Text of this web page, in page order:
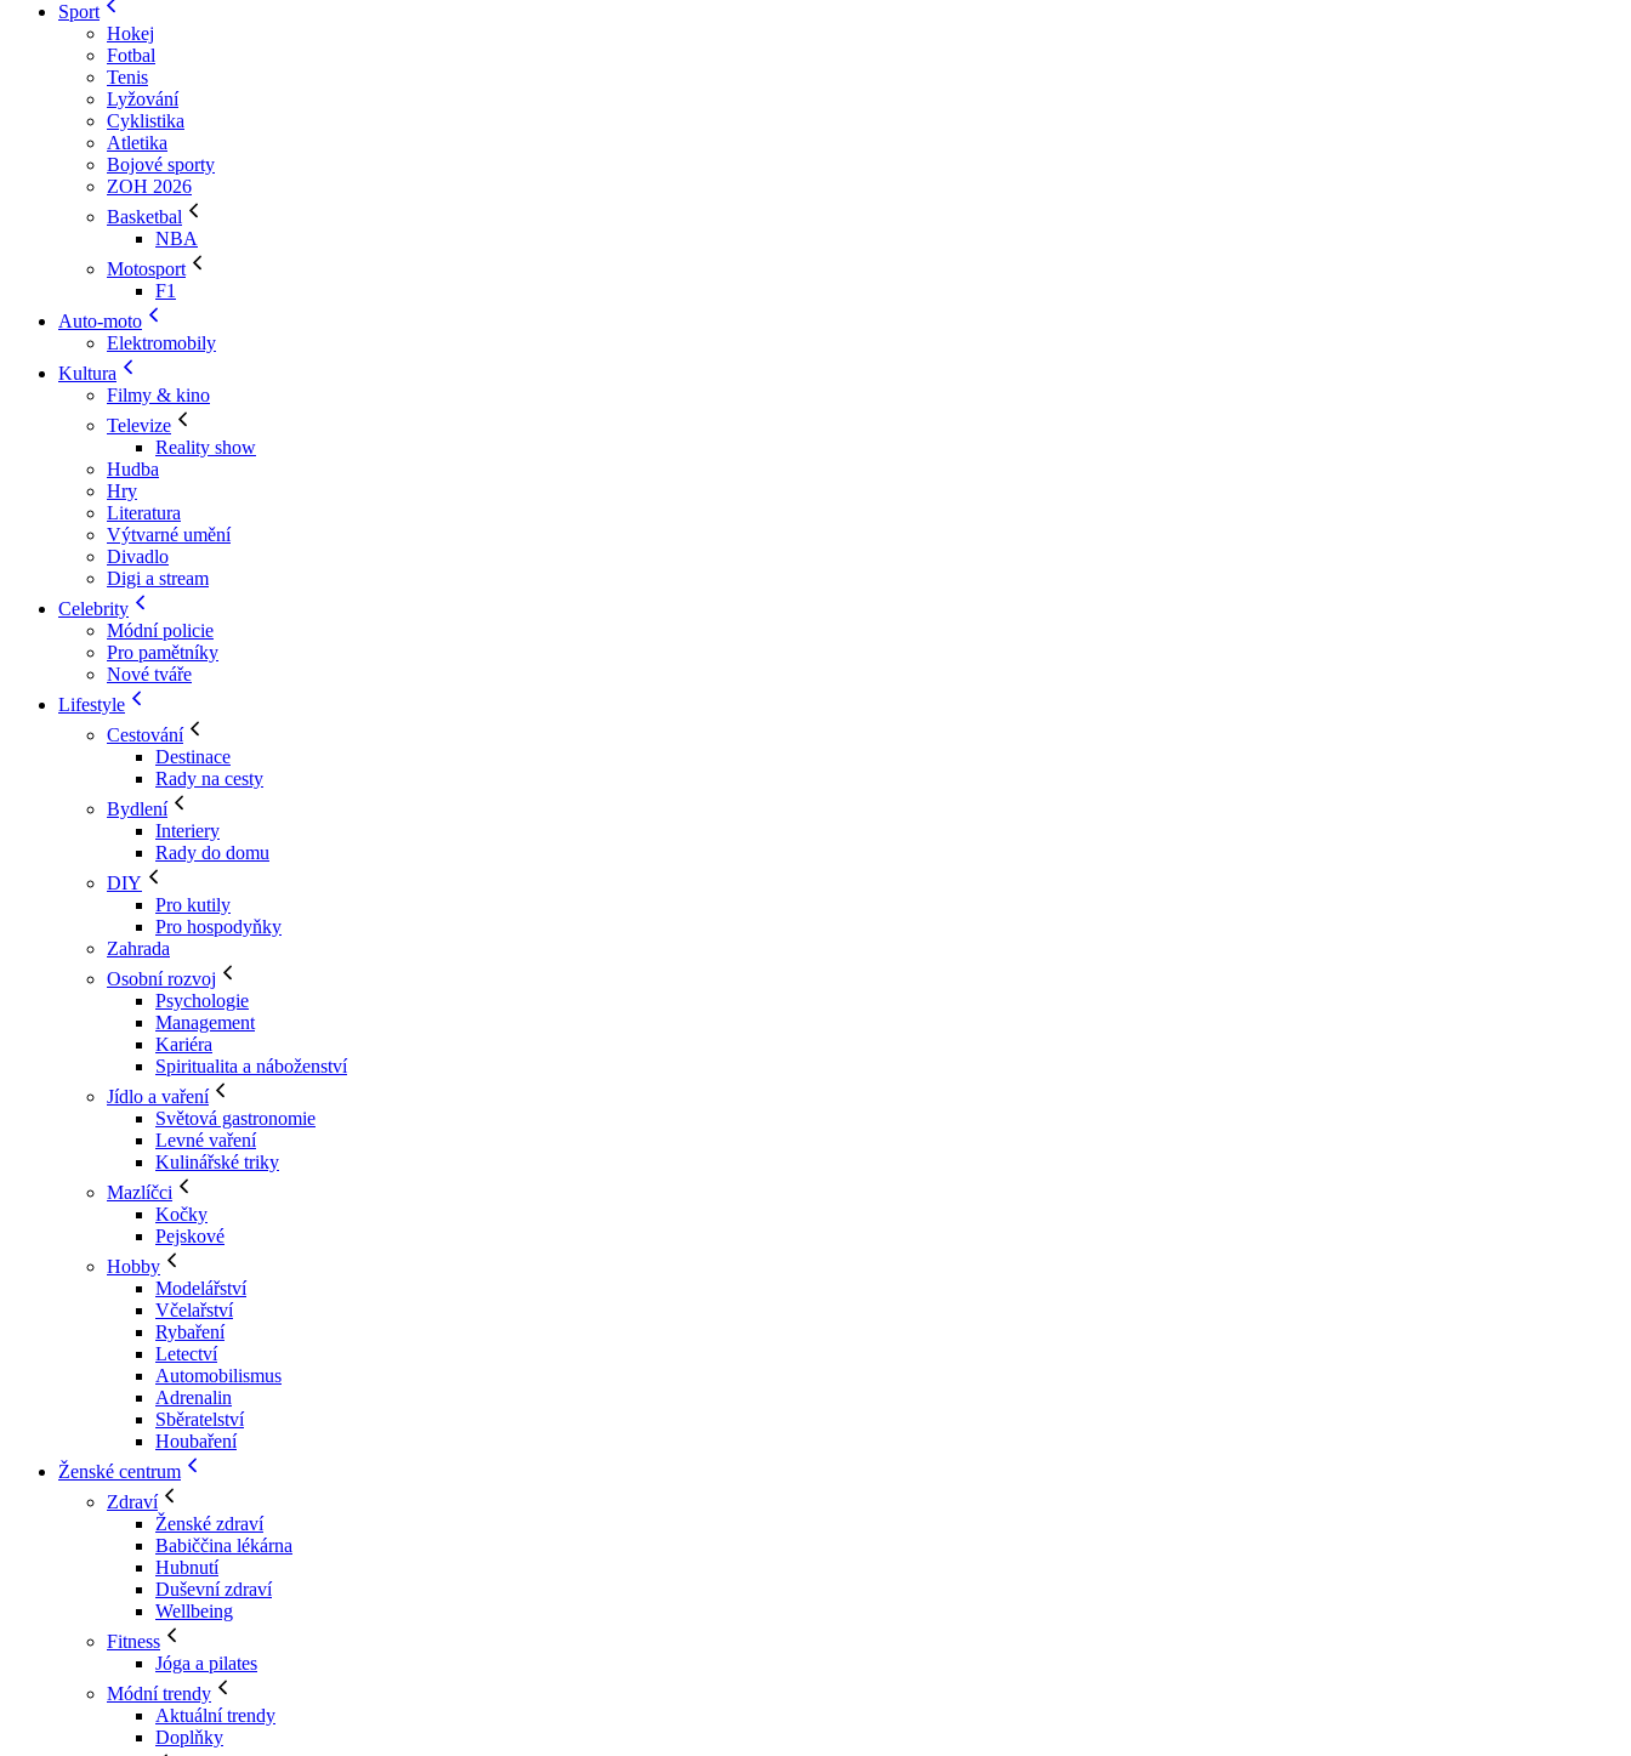
Sport
Hokej
Fotbal
Tenis
Lyžování
Cyklistika
Atletika
Bojové sporty
ZOH 2026
Basketbal
NBA
Motosport
F1
Auto-moto
Elektromobily
Kultura
Filmy & kino
Televize
Reality show
Hudba
Hry
Literatura
Výtvarné umění
Divadlo
Digi a stream
Celebrity
Módní policie
Pro pamětníky
Nové tváře
Lifestyle
Cestování
Destinace
Rady na cesty
Bydlení
Interiery
Rady do domu
DIY
Pro kutily
Pro hospodyňky
Zahrada
Osobní rozvoj
Psychologie
Management
Kariéra
Spiritualita a náboženství
Jídlo a vaření
Světová gastronomie
Levné vaření
Kulinářské triky
Mazlíčci
Kočky
Pejskové
Hobby
Modelářství
Včelařství
Rybaření
Letectví
Automobilismus
Adrenalin
Sběratelství
Houbaření
Ženské centrum
Zdraví
Ženské zdraví
Babiččina lékárna
Hubnutí
Duševní zdraví
Wellbeing
Fitness
Jóga a pilates
Módní trendy
Aktuální trendy
Doplňky